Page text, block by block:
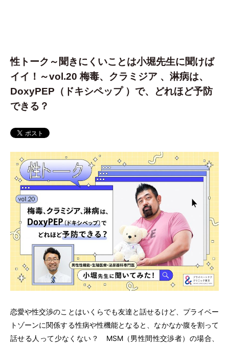
性トーク～聞きにくいことは小堀先生に聞けば
イイ！～vol.20 梅毒、クラミジア 、淋病は、
DoxyPEP（ドキシペップ ）で、どれほど予防
できる？
恋愛や性交渉のことはいくらでも友達と話せるけど、プライベー
トゾーンに関係する性病や性機能となると、なかなか腹を割って
話せる人って少なくない？ MSM（男性間性交渉者） の場合、